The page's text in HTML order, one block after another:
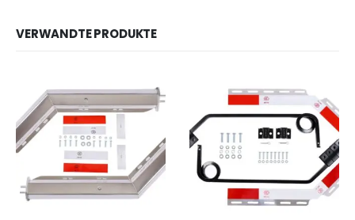
VERWANDTE PRODUKTE